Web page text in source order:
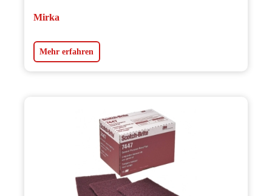
Mirka
Mehr erfahren